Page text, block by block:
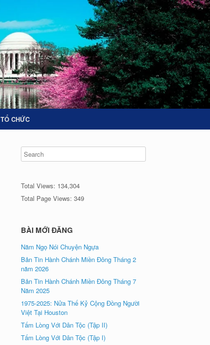
TỔ CHỨC
Total Views: 134,304
Total Page Views:349
BÀI MỚI ĐĂNG
Năm Ngọ Nói Chuyện Ngựa
Bản Tin Hành Chánh Miền Đông Tháng 2
năm 2026
Bản Tin Hành Chánh Miền Đông Tháng 7
Năm 2025
1975-2025: Nửa Thế Kỷ Cộng Đồng Người
Việt Tại Houston
Tấm Lòng Với Dân Tộc (Tập II)
Tấm Lòng Với Dân Tộc (Tập I)